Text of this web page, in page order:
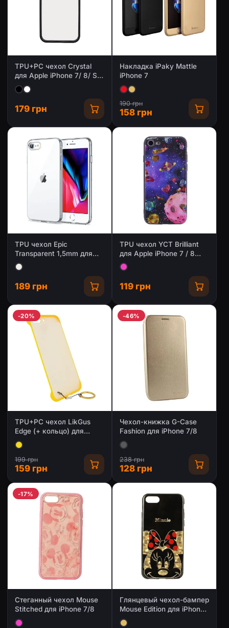
TPU+PC чехол Crystal
для Apple iPhone 7/ 8/ SE
2
179 грн
Накладка iPaky Mattle
iPhone 7
190 грн
158 грн
TPU чехол Epic
Transparent 1,5mm для
Apple iPhone 7 / 8 / SE
(2020) (4.7&quot;)
189 грн
TPU чехол YCT Brilliant
для Apple iPhone 7 / 8
(4.7&quot;)
119 грн
-20%
TPU+PC чехол LikGus
Edge (+ кольцо) для
Apple iPhone 7/ 8
199 грн
159 грн
-46%
Чехол-книжка G-Case
Fashion для iPhone 7/8
238 грн
128 грн
-17%
Стеганный чехол Mouse
Stitched для iPhone 7/8
Глянцевый чехол-бампер
Mouse Edition для iPhone
7/8